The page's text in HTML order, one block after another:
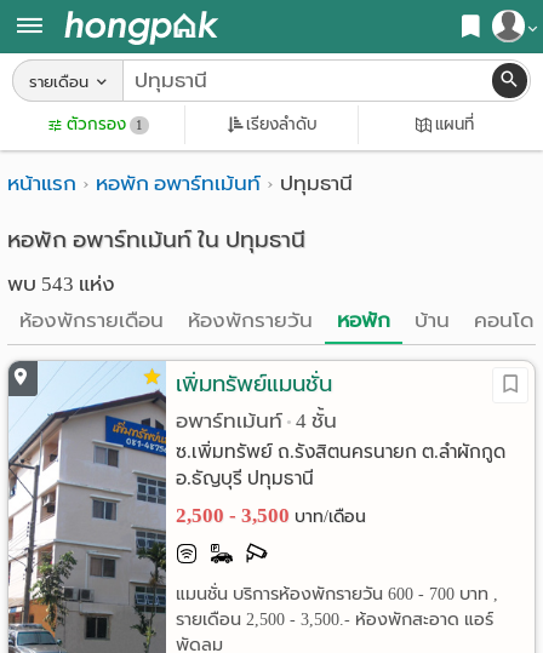
เข้าสู่ระบบ
หน้า
แรก
ค้นหา
หอพัก ใกล้ฉัน
ค้นจากสถานีรถไฟฟ้า
ค้นจากสถานศึกษา
ค้นจากแผนที่
ค้นแบบละเอียด
อ
พาร์
ท
เม้น
ท์
ห้อง
พัก
ราย
เดือน
รายเดือน
ตัวกรอง 1 เรียงลำดับ แผนที่
หน้าแรก หอพัก อพาร์ทเม้นท์ ปทุมธานี
หอพัก อพาร์ทเม้นท์ ใน ปทุมธานี
พบ 543 แห่ง
ห้องพักรายเดือน
ห้องพักรายวัน หอพัก บ้าน คอนโด
เพิ่มทรัพย์แมนชั่น
อพาร์ทเม้นท์ • 4 ชั้น
ซ.เพิ่มทรัพย์ ถ.รังสิตนครนายก ต.ลำผักกูด
อ.ธัญบุรี ปทุมธานี
2,500 - 3,500 บาท/เดือน
แมนชั่น บริการห้องพักรายวัน 600 - 700 บาท ,
รายเดือน 2,500 - 3,500.- ห้องพักสะอาด แอร์
พัดลม